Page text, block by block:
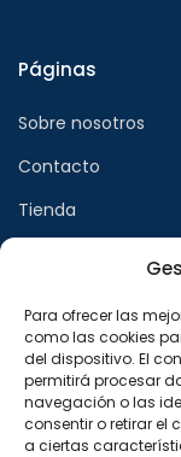
Para ofrecer las
como las cookies
del dispositivo. El
permitirá procesar
navegación o las
consentir o retirar el
a ciertas
Páginas
Sobre nosotros
Contacto
Tienda
Aviso legal
Política de
Política de cookies